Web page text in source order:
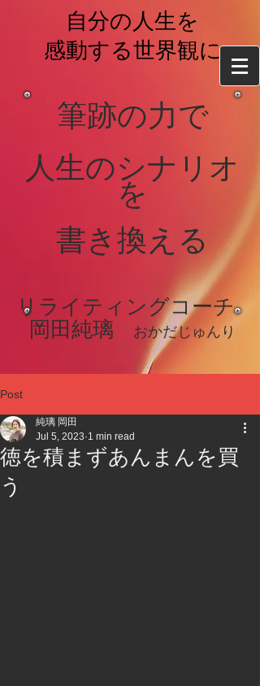
自分の人生を
感動する世界観に
筆跡の力で
​人生のシナリオ
を
書き換える
リライティングコーチ
岡 田純璃 おかだじゅ んり
Post
徳を積まずあんまんを買
う
純璃 岡田
Jul 5, 2023 1 min read